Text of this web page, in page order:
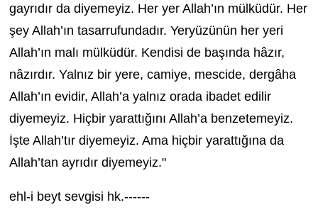
gayrıdır da diyemeyiz. Her yer Allah’ın mülküdür. Her
şey Allah’ın tasarrufundadır. Yeryüzünün her yeri
Allah’ın malı mülküdür. Kendisi de başında hâzır,
nâzırdır. Yalnız bir yere, camiye, mescide, dergâha
Allah’ın evidir, Allah’a yalnız orada ibadet edilir
diyemeyiz. Hiçbir yarattığını Allah’a benzetemeyiz.
İşte Allah’tır diyemeyiz. Ama hiçbir yarattığına da
Allah’tan ayrıdır diyemeyiz."
ehl-i beyt sevgisi hk.------